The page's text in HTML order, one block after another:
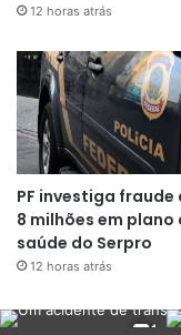
12 horas atrás
PF investiga fraude
8 milhões em plano
saúde do Serpro
12 horas atrás